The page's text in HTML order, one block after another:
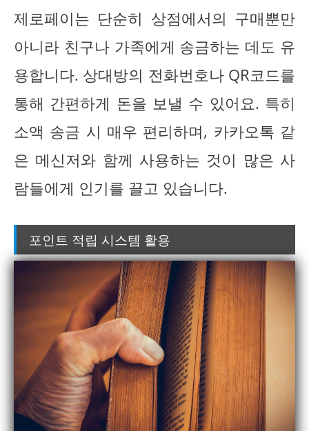
제로페이는 단순히 상점에서의 구매뿐만
아니라 친구나 가족에게 송금하는 데도 유
용합니다. 상대방의 전화번호나 QR코드를
통해 간편하게 돈을 보낼 수 있어요. 특히
소액 송금 시 매우 편리하며, 카카오톡 같
은 메신저와 함께 사용하는 것이 많은 사
람들에게 인기를 끌고 있습니다.
포인트 적립 시스템 활용